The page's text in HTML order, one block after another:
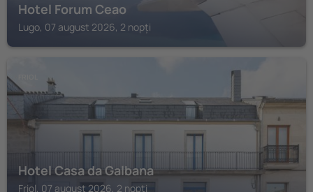
Hotel Forum Ceao
Lugo, 07 august 2026, 2 nopți
Hotel Casa da Galbana
Friol, 07 august 2026, 2 nopți